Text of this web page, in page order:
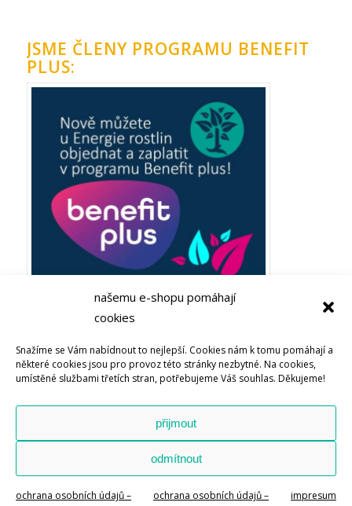
našemu e-shopu pomáhají
cookies
Snažíme se Vám nabídnout to nejlepší. Cookies nám k tomu pomáhají a
některé cookies jsou pro provoz této stránky nezbytné. Na cookies,
umístěné službami třetích stran, potřebujeme Váš souhlas. Děkujeme!
přijmout
odmítnout
ochrana osobních údajů – ochrana osobních údajů – impresum
JSME ČLENY PROGRAMU BENEFIT
PLUS:
Bachovy esence nebo soli života u Energie rostlin
© Copyright – Energie rostlin – The Source s.r.o. -